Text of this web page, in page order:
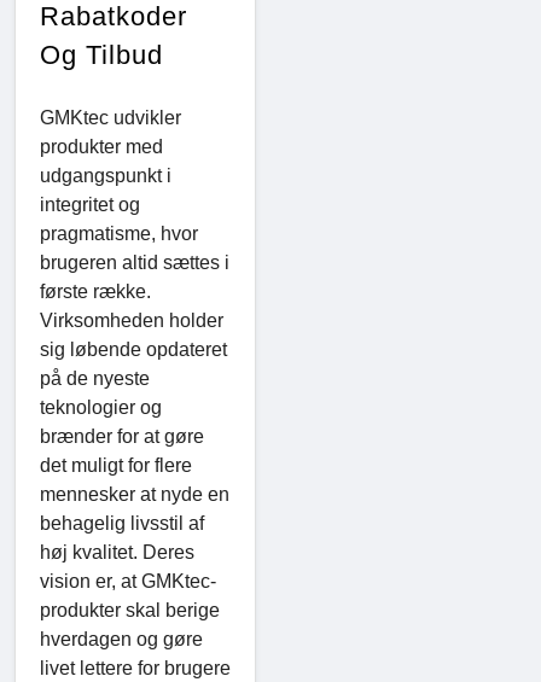
Rabatkoder
Og Tilbud
GMKtec udvikler
produkter med
udgangspunkt i
integritet og
pragmatisme, hvor
brugeren altid sættes i
første række.
Virksomheden holder
sig løbende opdateret
på de nyeste
teknologier og
brænder for at gøre
det muligt for flere
mennesker at nyde en
behagelig livsstil af
høj kvalitet. Deres
vision er, at GMKtec-
produkter skal berige
hverdagen og gøre
livet lettere for brugere